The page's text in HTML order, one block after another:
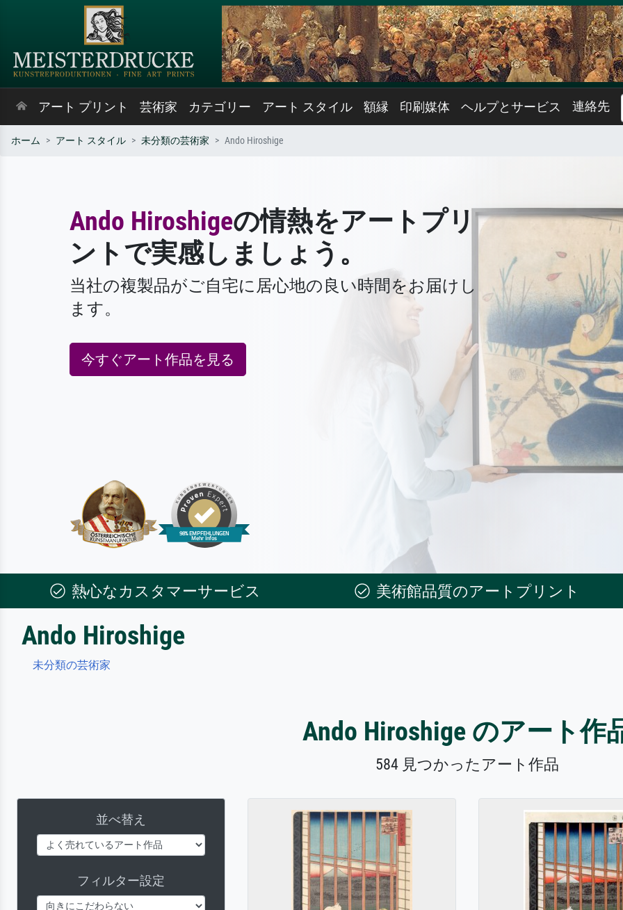
アート プリント 芸術家 カテゴリー アート スタイル 額縁 印刷媒体 ヘルプとサービス 連絡先
ホーム アート スタイル 未分類の芸術家 Ando Hiroshige
Ando Hiroshigeの情熱をアートプリ
ントで実感しましょう。
当社の複製品がご自宅に居心地の良い時間をお届けし
ます。
今すぐアート作品を見る
熱心なカスタマーサービス 美術館品質のアートプリント
Ando Hiroshige
未分類の芸術家
Ando Hiroshige のアート作
584 見つかったアート作品
並べ替え
フィルター設定